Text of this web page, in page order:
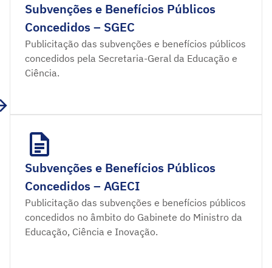
Subvenções e Benefícios Públicos
Concedidos – SGEC
Publicitação das subvenções e benefícios públicos
concedidos pela Secretaria-Geral da Educação e
Ciência.
Subvenções e Benefícios Públicos
Concedidos – AGECI
Publicitação das subvenções e benefícios públicos
concedidos no âmbito do Gabinete do Ministro da
Educação, Ciência e Inovação.